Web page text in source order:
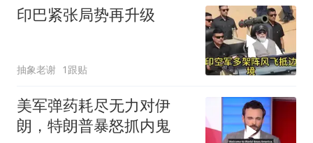
印巴紧张局势再升级
抽象老谢 1跟贴
美军弹药耗尽无力对伊
朗，特朗普暴怒抓内鬼